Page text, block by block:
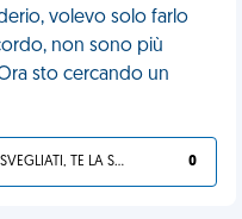
volevo solo farlo
non sono più
sto cercando un
SVEGLIATI, TE LA SEI CERCATA! 0